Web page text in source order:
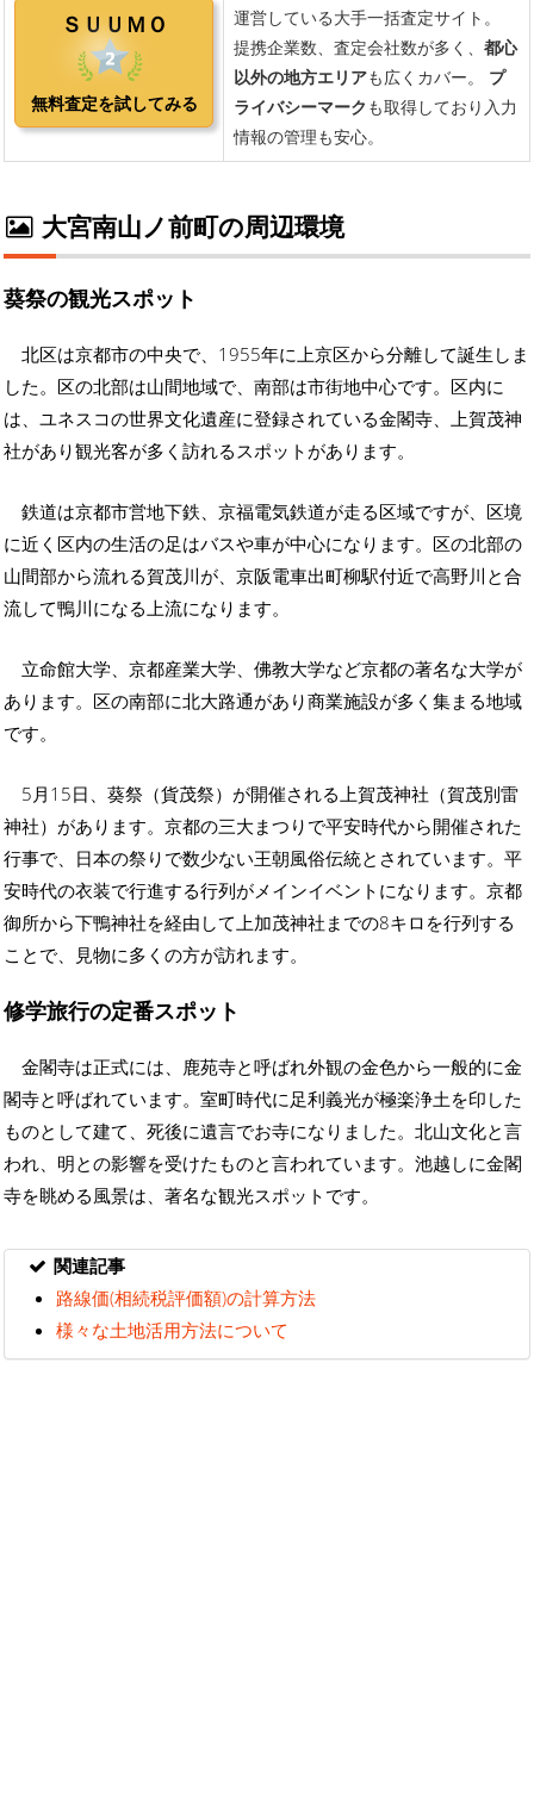
大宮南山ノ前町の周辺環境
葵祭の観光スポット
北区は京都市の中央で、1955年に上京区から分離して誕生しま
した。区の北部は山間地域で、南部は市街地中心です。区内に
は、ユネスコの世界文化遺産に登録されている金閣寺、上賀茂神
社があり観光客が多く訪れるスポットがあります。
鉄道は京都市営地下鉄、京福電気鉄道が走る区域ですが、区境
に近く区内の生活の足はバスや車が中心になります。区の北部の
山間部から流れる賀茂川が、京阪電車出町柳駅付近で高野川と合
流して鴨川になる上流になります。
立命館大学、京都産業大学、佛教大学など京都の著名な大学が
あります。区の南部に北大路通があり商業施設が多く集まる地域
です。
5月15日、葵祭（貨茂祭）が開催される上賀茂神社（賀茂別雷
神社）があります。京都の三大まつりで平安時代から開催された
行事で、日本の祭りで数少ない王朝風俗伝統とされています。平
安時代の衣装で行進する行列がメインイベントになります。京都
御所から下鴨神社を経由して上加茂神社までの8キロを行列する
ことで、見物に多くの方が訪れます。
修学旅行の定番スポット
金閣寺は正式には、鹿苑寺と呼ばれ外観の金色から一般的に金
閣寺と呼ばれています。室町時代に足利義光が極楽浄土を印した
ものとして建て、死後に遺言でお寺になりました。北山文化と言
われ、明との影響を受けたものと言われています。池越しに金閣
寺を眺める風景は、著名な観光スポットです。
関連記事
路線価(相続税評価額)の計算方法
様々な土地活用方法について